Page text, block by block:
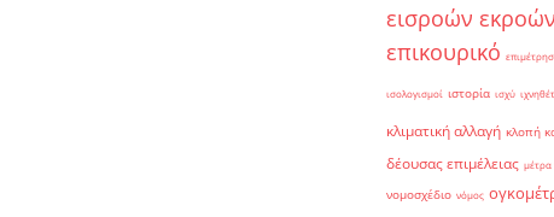
εισροών εκροών
επικουρικό
ισολογισμοί ιστορία ισχύ
κλιματική αλλαγή κλοπή
δέουσας επιμέλειας μέτρα
νομοσχέδιο νόμος